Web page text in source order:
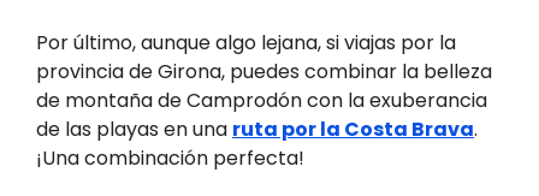
Por último, aunque algo lejana, si viajas por la
provincia de Girona, puedes combinar la belleza
de montaña de Camprodón con la exuberancia
de las playas en una ruta por la Costa Brava.
¡Una combinación perfecta!